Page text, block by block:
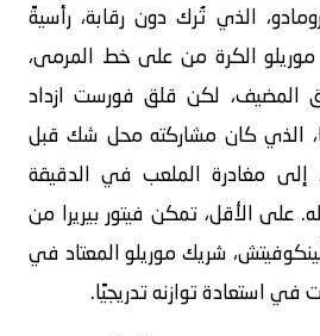
الذي تُرك دون رقابة، رأسيةً
موريلو الكرة من على خط المرمى،
المضيف، لكن قلق فورست ازداد
الذي كان مشاركته محل شك قبل
إلى مغادرة الملعب في الدقيقة
على الأقل، تمكن فيتور بيريرا من
شريك موريلو المعتاد في
استعادة توازنه تدريجيًا.